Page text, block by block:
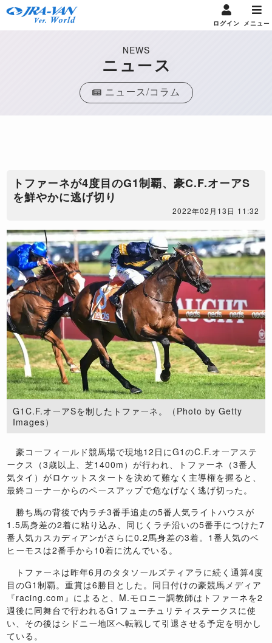
ログイン メニュー
NEWS
ニュース
ニュース/コラム
トファーネが4度目のG1制覇、豪C.F.オーアS
を鮮やかに逃げ切り
2022年02月13日 11:32
G1C.F.オーアSを制したトファーネ。（Photo by Getty
Images）
豪コーフィールド競馬場で現地12日にG1のC.F.オーアステ
ークス（3歳以上、芝1400m）が行われ、トファーネ（3番人
気タイ）がロケットスタートを決めて難なく主導権を握ると、
最終コーナーからのペースアップで危なげなく逃げ切った。
勝ち馬の背後で内ラチ3番手追走の5番人気ライトハウスが
1.5馬身差の2着に粘り込み、同じくラチ沿いの5番手につけた7
番人気カスカディアンがさらに0.2馬身差の3着。1番人気のベ
ヒーモスは2番手から10着に沈んでいる。
トファーネは昨年6月のタタソールズティアラに続く通算4度
目のG1制覇。重賞は6勝目とした。同日付けの豪競馬メディア
『racing.com』によると、M.モロニー調教師はトファーネを2
週後に同舞台で行われるG1フューチュリティステークスに使
い、その後はシドニー地区へ転戦して引退させる予定を明かし
ている。